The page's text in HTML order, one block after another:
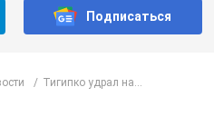
Подписаться
Тигипко удрал на...